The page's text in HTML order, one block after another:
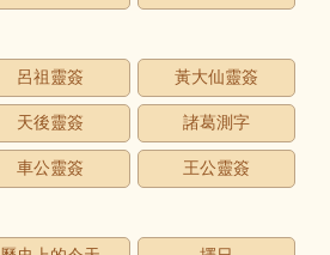
呂祖靈簽 黃大仙靈簽
天後靈簽 諸葛測字
車公靈簽 王公靈簽